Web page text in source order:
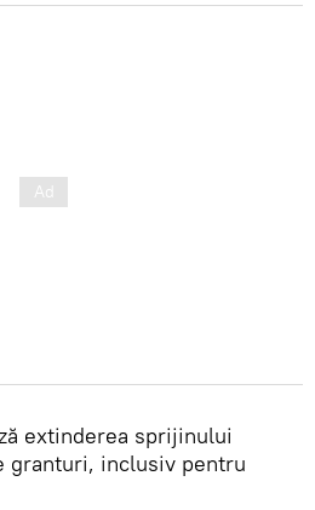
extinderea sprijinului
granturi, inclusiv pentru